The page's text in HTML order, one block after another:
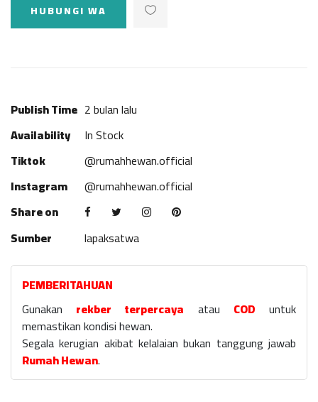
HUBUNGI WA
Publish Time 2 bulan lalu
Availability
In Stock
Tiktok
@rumahhewan.official
Instagram
@rumahhewan.official
Share on
Sumber
lapaksatwa
PEMBERITAHUAN
Gunakan rekber terpercaya atau COD untuk
memastikan kondisi hewan.
Segala kerugian akibat kelalaian bukan tanggung jawab
Rumah Hewan.